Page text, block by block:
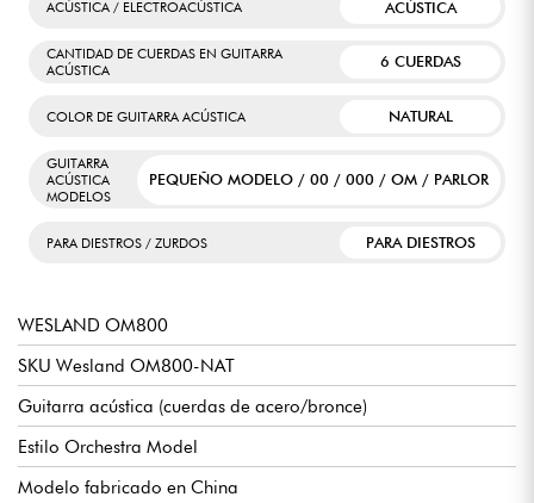
ACÚSTICA / ELECTROACÚSTICA ACÚSTICA
CANTIDAD DE CUERDAS EN GUITARRA
ACÚSTICA
6 CUERDAS
COLOR DE GUITARRA ACÚSTICA NATURAL
GUITARRA
ACÚSTICA
MODELOS
PEQUEÑO MODELO / 00 / 000 / OM / PARLOR
PARA DIESTROS / ZURDOS PARA DIESTROS
WESLAND OM800
SKU Wesland OM800-NAT
Guitarra acústica (cuerdas de acero/bronce)
Estilo Orchestra Model
Modelo fabricado en China